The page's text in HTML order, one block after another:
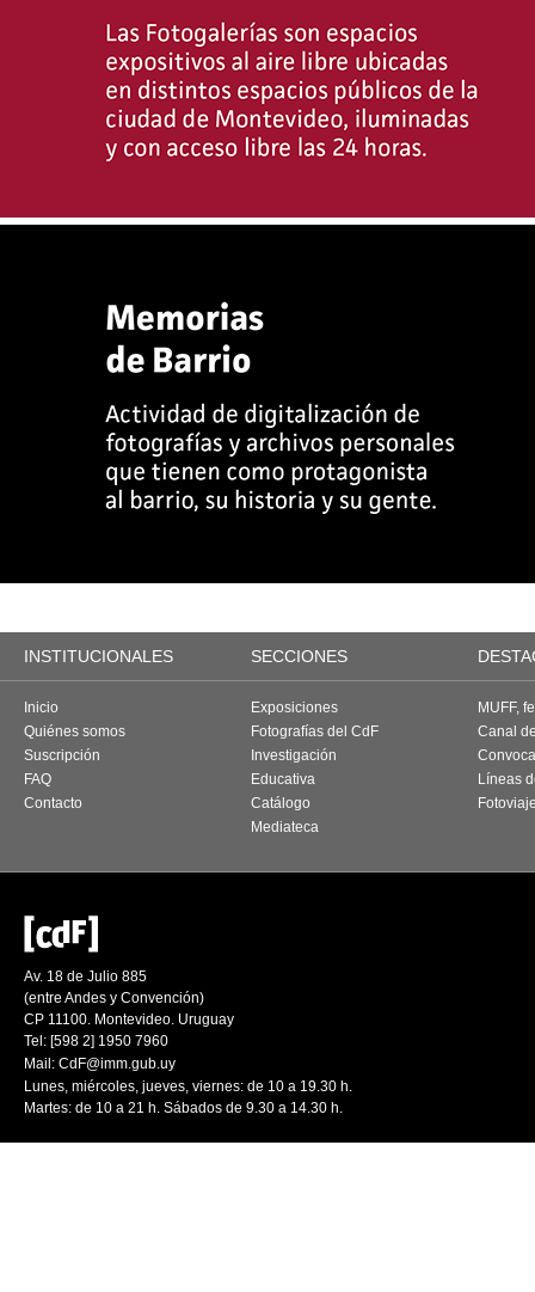
INSTITUCIONALES SECCIONES
Inicio
Quiénes somos
Suscripción
FAQ
Contacto
Exposiciones
Fotografías del CdF
Investigación
Educativa
Catálogo
Mediateca
MUFF,
Canal
Líneas
Av. 18 de Julio 885
(entre Andes y Convención)
CP 11100. Montevideo. Uruguay
Tel: [598 2] 1950 7960
Mail: CdF@imm.gub.uy
Lunes, miércoles, jueves, viernes: de 10 a 19.30 h.
Martes: de 10 a 21 h. Sábados de 9.30 a 14.30 h.